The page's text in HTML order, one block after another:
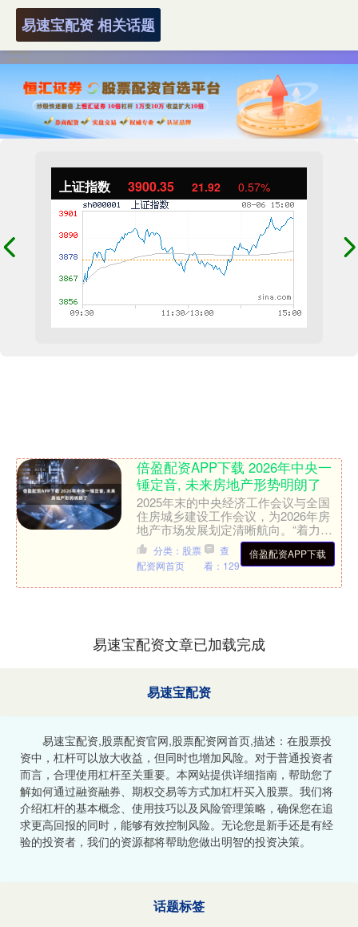
上证指数 3900.35 21.92 0.57%
易速宝配资 相关话题
倍盈配资APP下载 2026年中央一
锤定音, 未来房地产形势明朗了
2025年末的中央经济工作会议与全国
住房城乡建设工作会议，为2026年房
地产市场发展划定清晰航向。“着力稳
定房地产市场”“因城施策控增量、去库
存、优供给”的核心....倍盈配资APP下载
分类：股票
配资网首页
查
看：129
易速宝配资文章已加载完成
易速宝配资
易速宝配资,股票配资官网,股票配资网首页,描述：在股票投
资中，杠杆可以放大收益，但同时也增加风险。对于普通投资者
而言，合理使用杠杆至关重要。本网站提供详细指南，帮助您了
解如何通过融资融券、期权交易等方式加杠杆买入股票。我们将
介绍杠杆的基本概念、使用技巧以及风险管理策略，确保您在追
求更高回报的同时，能够有效控制风险。无论您是新手还是有经
验的投资者，我们的资源都将帮助您做出明智的投资决策。
话题标签